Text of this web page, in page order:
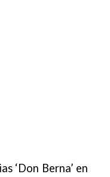
‘Don Berna’ en